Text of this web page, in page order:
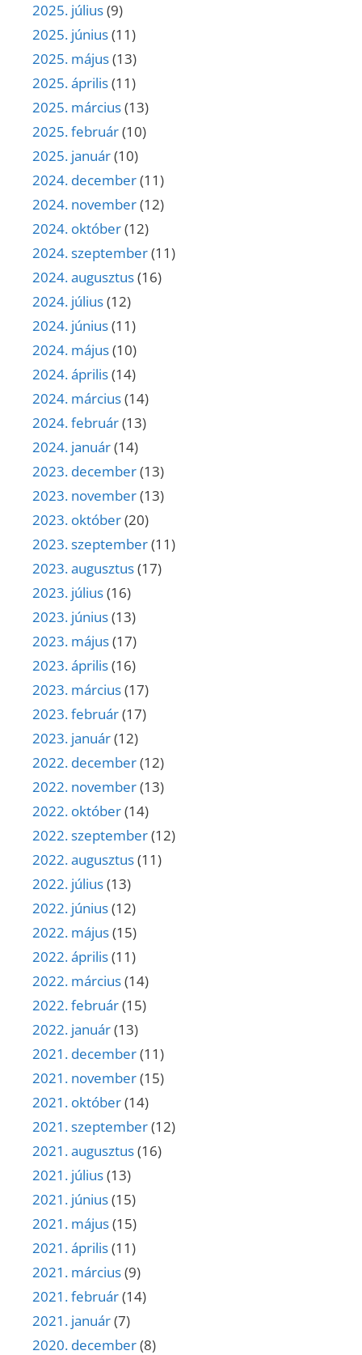
2025. július(9)
2025. június(11)
2025. május(13)
2025. április(11)
2025. március(13)
2025. február(10)
2025. január(10)
2024. december(11)
2024. november(12)
2024. október(12)
2024. szeptember(11)
2024. augusztus(16)
2024. július(12)
2024. június(11)
2024. május(10)
2024. április(14)
2024. március(14)
2024. február(13)
2024. január(14)
2023. december(13)
2023. november(13)
2023. október(20)
2023. szeptember(11)
2023. augusztus(17)
2023. július(16)
2023. június(13)
2023. május(17)
2023. április(16)
2023. március(17)
2023. február(17)
2023. január(12)
2022. december(12)
2022. november(13)
2022. október(14)
2022. szeptember(12)
2022. augusztus(11)
2022. július(13)
2022. június(12)
2022. május(15)
2022. április(11)
2022. március(14)
2022. február(15)
2022. január(13)
2021. december(11)
2021. november(15)
2021. október(14)
2021. szeptember(12)
2021. augusztus(16)
2021. július(13)
2021. június(15)
2021. május(15)
2021. április(11)
2021. március(9)
2021. február(14)
2021. január(7)
2020. december(8)